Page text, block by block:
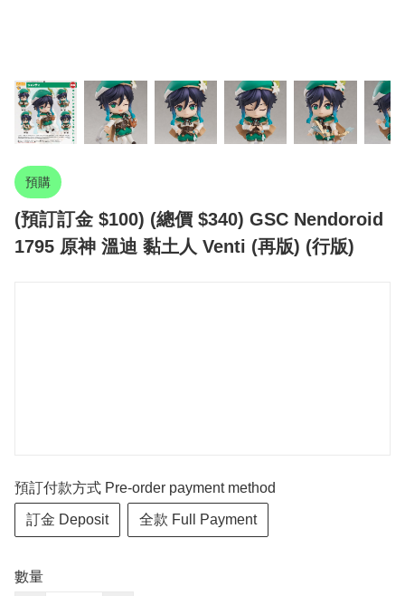
預購
(預訂訂金 $100) (總價 $340) GSC Nendoroid
1795 原神 溫迪 黏土人 Venti (再版) (行版)
預訂付款方式 Pre-order payment method
訂金 Deposit 全款 Full Payment
數量